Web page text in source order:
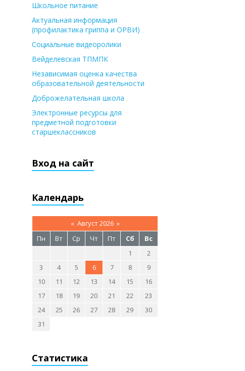
Школьное питание
Актуальная информация
(профилактика гриппа и ОРВИ)
Социальные видеоролики
Вейделевская ТПМПК
Независимая оценка качества
образовательной деятельности
Доброжелательная школа
Электронные ресурсы для
предметной подготовки
старшеклассников
Вход на сайт
Календарь
« Август 2026 »
Пн
Вт Ср Чт Пт Сб
Вс
1
2
3
4 5 6 7 8
9
10
11 12 13 14 15
16
17
18 19 20 21 22
23
24
25 26 27 28 29
30
31
Статистика